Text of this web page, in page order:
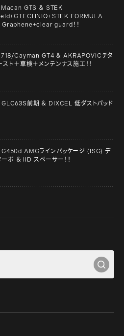
GTS ＆ STEK
FORMULA
guard！！
Cayman GT4 ＆ AKRAPOVICチタ
ト＋車検＋メンテンナス施工！！
前期 ＆ DIXCEL 低ダストパッド
AMGラインパッケージ (ISG) デ
ボ ＆ iiD スペーサー！！